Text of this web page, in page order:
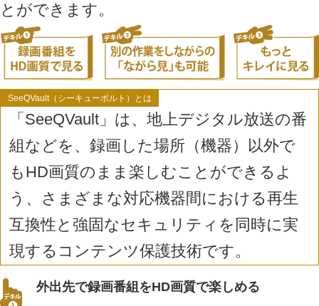
とができます。
SeeQVault（シーキューボルト）とは
「SeeQVault」は、地上デジタル放送の番
組などを、録画した場所（機器）以外で
もHD画質のまま楽しむことができるよ
う、さまざまな対応機器間における再生
互換性と強固なセキュリティを同時に実
現するコンテンツ保護技術です。
外出先で録画番組をHD画質で楽しめる